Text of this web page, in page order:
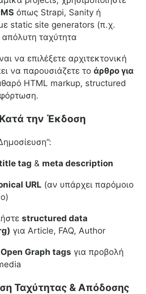
όπως Strapi, Sanity ή
static site generators (π.χ.
ταχύτητα
να επιλέξετε αρχιτεκτονική
να παρουσιάζετε το άρθρο για
HTML markup, structured
την Έκδοση
tag & meta description
URL (αν υπάρχει παρόμοιο
structured data
για Article, FAQ, Author
Open Graph tags για προβολή
Ταχύτητας & Απόδοσης